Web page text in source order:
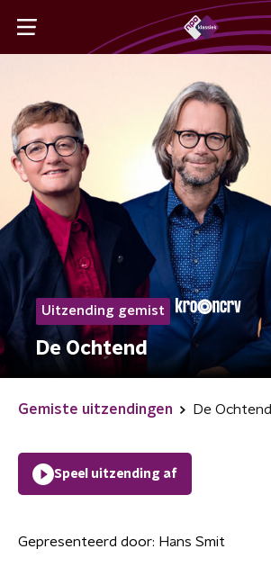
Uitzending gemist
De Ochtend
Gemiste uitzendingen De Ochtend
Speel uitzending af
Gepresenteerd door: Hans Smit